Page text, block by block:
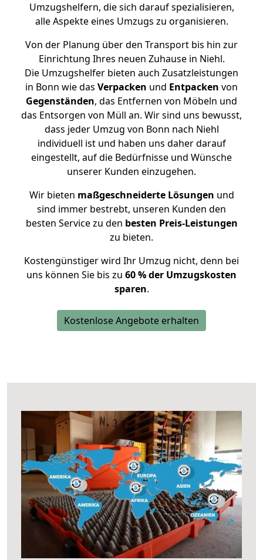
Umzugshelfern, die sich darauf spezialisieren,
alle Aspekte eines Umzugs zu organisieren.
Von der Planung über den Transport bis hin zur
Einrichtung Ihres neuen Zuhause in Niehl.
Die Umzugshelfer bieten auch Zusatzleistungen
in Bonn wie das Verpacken und Entpacken von
Gegenständen, das Entfernen von Möbeln und
das Entsorgen von Müll an. Wir sind uns bewusst,
dass jeder Umzug von Bonn nach Niehl
individuell ist und haben uns daher darauf
eingestellt, auf die Bedürfnisse und Wünsche
unserer Kunden einzugehen.
Wir bieten maßgeschneiderte Lösungen und
sind immer bestrebt, unseren Kunden den
besten Service zu den besten Preis-Leistungen
zu bieten.
Kostengünstiger wird Ihr Umzug nicht, denn bei
uns können Sie bis zu 60 % der Umzugskosten
sparen.
Kostenlose Angebote erhalten